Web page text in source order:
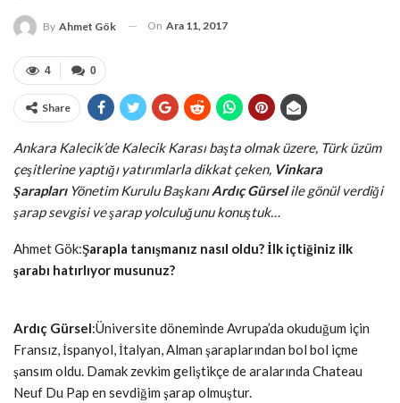
By Ahmet Gök On Ara 11, 2017
0
4
Share
Ankara Kalecik’de Kalecik Karası başta olmak üzere, Türk üzüm
çeşitlerine yaptığı yatırımlarla dikkat çeken, Vinkara
ŞaraplarıYönetim Kurulu BaşkanıArdıç Gürselile gönül verdiği
şarap sevgisi ve şarap yolculuğunu konuştuk…
Ahmet Gök:Şarapla tanışmanız nasıl oldu? İlk içtiğiniz ilk
şarabı hatırlıyor musunuz?
Ardıç Gürsel:Üniversite döneminde Avrupa’da okuduğum için
Fransız, İspanyol, İtalyan, Alman şaraplarından bol bol içme
şansım oldu. Damak zevkim geliştikçe de aralarında Chateau
Neuf Du Pap en sevdiğim şarap olmuştur.